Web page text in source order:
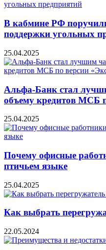
В кабмине РФ
поддержки угольных
25.04.2025
Альфа-Банк стал
объему кредитов МСБ
25.04.2025
Почему офисные
птичьем языке
25.04.2025
Как выбрать
22.05.2024